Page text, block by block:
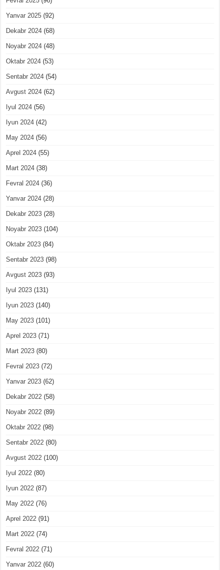
Yanvar 2025 (92)
Dekabr 2024 (68)
Noyabr 2024 (48)
Oktabr 2024 (53)
Sentabr 2024 (54)
Avgust 2024 (62)
Iyul 2024 (56)
Iyun 2024 (42)
May 2024 (56)
Aprel 2024 (55)
Mart 2024 (38)
Fevral 2024 (36)
Yanvar 2024 (28)
Dekabr 2023 (28)
Noyabr 2023 (104)
Oktabr 2023 (84)
Sentabr 2023 (98)
Avgust 2023 (93)
Iyul 2023 (131)
Iyun 2023 (140)
May 2023 (101)
Aprel 2023 (71)
Mart 2023 (80)
Fevral 2023 (72)
Yanvar 2023 (62)
Dekabr 2022 (58)
Noyabr 2022 (89)
Oktabr 2022 (98)
Sentabr 2022 (80)
Avgust 2022 (100)
Iyul 2022 (80)
Iyun 2022 (87)
May 2022 (76)
Aprel 2022 (91)
Mart 2022 (74)
Fevral 2022 (71)
Yanvar 2022 (60)